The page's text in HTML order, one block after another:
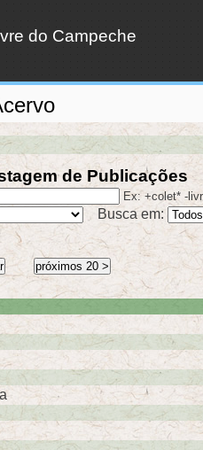
do Campeche
de Publicações
Ex: +colet* -
Busca em: